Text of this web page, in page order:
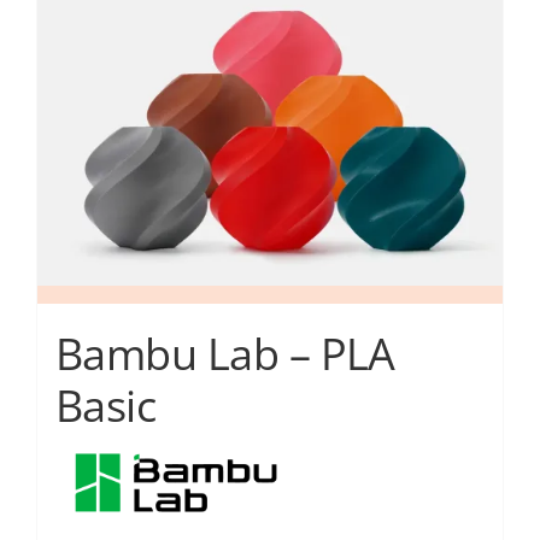
μπορούν
επιλεγούν
στη
σελίδα
προϊόντος
Bambu Lab – PLA
Basic